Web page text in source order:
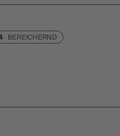
BEREICHERND